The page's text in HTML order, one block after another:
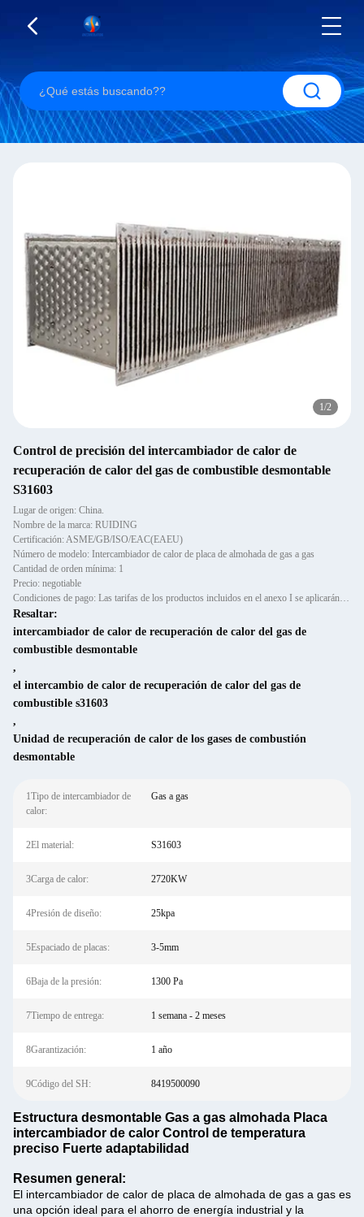
2/2
Control de precisión del intercambiador de calor de
recuperación de calor del gas de combustible desmontable
S31603
Lugar de origen: China.
Nombre de la marca: RUIDING
Certificación: ASME/GB/ISO/EAC(EAEU)
Número de modelo: Intercambiador de calor de placa de almohada de gas a gas
Cantidad de orden mínima: 1
Precio: negotiable
Condiciones de pago: Las tarifas de los productos incluidos en el anexo I se aplicarán a los productos incluidos en el an
Resaltar:
intercambiador de calor de recuperación de calor del gas de
combustible desmontable
,
el intercambio de calor de recuperación de calor del gas de
combustible s31603
,
Unidad de recuperación de calor de los gases de combustión
desmontable
1Tipo de intercambiador de
calor:
Gas a gas
2El material: S31603
3Carga de calor: 2720KW
4Presión de diseño: 25kpa
5Espaciado de placas: 3-5mm
6Baja de la presión: 1300 Pa
7Tiempo de entrega: 1 semana - 2 meses
8Garantización: 1 año
9Código del SH: 8419500090
Estructura desmontable Gas a gas almohada Placa
intercambiador de calor Control de temperatura
preciso Fuerte adaptabilidad
Resumen general:
El intercambiador de calor de placa de almohada de gas a gas es
una opción ideal para el ahorro de energía industrial y la